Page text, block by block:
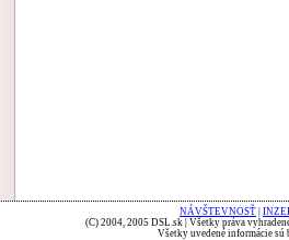
NÁVŠTEVNOSŤ
(C) 2004, 2005 DSL.sk | Všetky práva
Všetky uvedené informácie sú